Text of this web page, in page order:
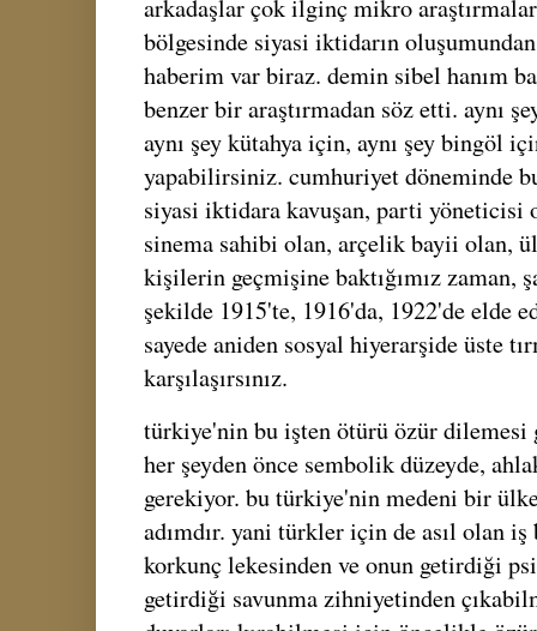
arkadaşlar çok ilginç mikro
bölgesinde siyasi iktidarın
haberim var biraz. demin sibel hanım
benzer bir araştırmadan söz etti. aynı
aynı şey kütahya için, aynı şey bingöl
yapabilirsiniz. cumhuriyet döneminde
siyasi iktidara kavuşan, parti yöneticisi
sinema sahibi olan, arçelik bayii olan,
kişilerin geçmişine baktığımız
şekilde 1915'te, 1916'da, 1922'de elde
sayede aniden sosyal hiyerarşide üste
karşılaşırsınız.
türkiye'nin bu işten ötürü özür
her şeyden önce sembolik düzeyde,
gerekiyor. bu türkiye'nin medeni bir
adımdır. yani türkler için de asıl olan
korkunç lekesinden ve onun getirdiği
getirdiği savunma zihniyetinden